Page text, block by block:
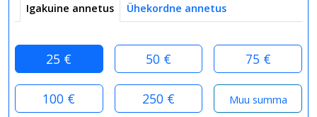
Igakuine annetus Ühekordne annetus
25 € 50 € 75 €
100 € 250 €